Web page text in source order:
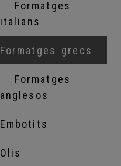
Formatges
italians
Formatges grecs
Formatges
anglesos
Embotits
Olis